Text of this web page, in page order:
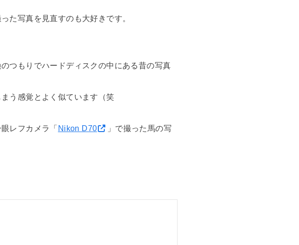
た写真を見直すのも大好きです。
つもりでハードディスクの中にある昔の写真
う感覚とよく似ています（笑
レフカメラ「 Nikon D70
」で撮った馬の写